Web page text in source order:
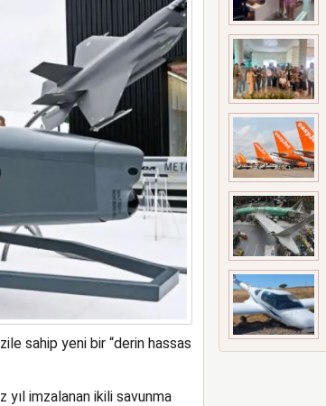
sahip yeni bir “derin hassas
yıl imzalanan ikili savunma